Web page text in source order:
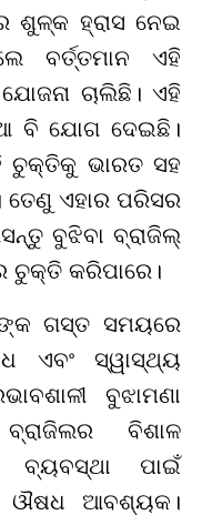
ଶୁଳ୍କ ହ୍ରାସ ନେଇ
ବର୍ତ୍ତମାନ ଏହି
ଚାଲିଛି। ଏହି
ବି ଯୋଗ ଦେଇଛି।
ଚୁକ୍ତିକୁ ଭାରତ ସହ
ତେଣୁ ଏହାର ପରିସର
ବୁଝିବା ବ୍ରାଜିଲ୍
ଚୁକ୍ତି କରିପାରେ।
ଗସ୍ତ ସମୟରେ
ଏବଂ ସ୍ୱାସ୍ଥ୍ୟ
ବୁଝାମଣା
ବ୍ରାଜିଲର ବିଶାଳ
ବ୍ୟବସ୍ଥା ପାଇଁ
ଔଷଧ ଆବଶ୍ୟକ।